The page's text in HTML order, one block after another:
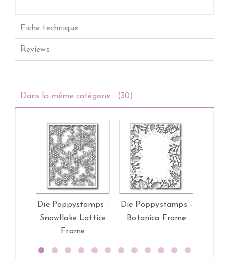
Fiche technique
Reviews
Dans la même catégorie... (30)
Die Poppystamps -
Snowflake Lattice
Frame
Die Poppystamps -
Botanica Frame